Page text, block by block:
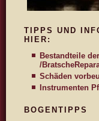
TIPPS UND
HIER:
Bestandteile
/Bratsche
Schäden
Instrumenten
BOGENTIPPS